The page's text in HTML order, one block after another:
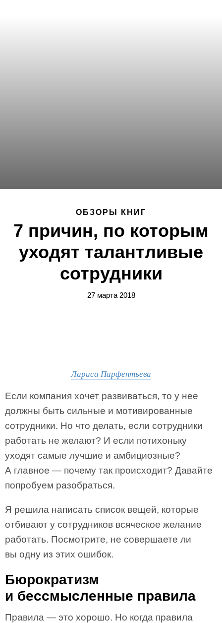
ОБЗОРЫ КНИГ
7 причин, по которым
уходят талантливые
сотрудники
27 марта 2018
Лариса Парфентьева
Если компания хочет развиваться, то у нее
должны быть сильные и мотивированные
сотрудники. Но что делать, если сотрудники
работать не желают? И если потихоньку
уходят самые лучшие и амбициозные?
А главное — почему так происходит? Давайте
попробуем разобраться.
Я решила написать список вещей, которые
отбивают у сотрудников всяческое желание
работать. Посмотрите, не совершаете ли
вы одну из этих ошибок.
Бюрократизм
и бессмысленные правила
Правила — это хорошо. Но когда правила